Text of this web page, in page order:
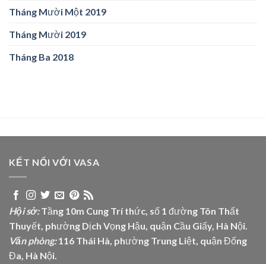
Tháng Mười Một 2019
Tháng Mười 2019
Tháng Ba 2018
KẾT NỐI VỚI VASA
Hội sở:Tầng 10m Cung Trí thức, số 1 đường Tôn Thất
Thuyết, phường Dịch Vọng Hậu, quận Cầu Giấy, Hà Nội.
Văn phòng:116 Thái Hà, phường Trung Liệt, quận Đống
Đa, Hà Nội.